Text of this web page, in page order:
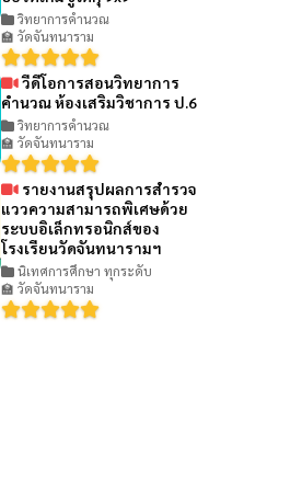
วิทยาการคำนวณ
🏫 วัดจันทนาราม
วีดีโอการสอนวิทยาการ
คำนวณ ห้องเสริมวิชาการ ป.6
วิทยาการคำนวณ
🏫 วัดจันทนาราม
รายงานสรุปผลการสำรวจ
แววความสามารถพิเศษด้วย
ระบบอิเล็กทรอนิกส์ของ
โรงเรียนวัดจันทนารามฯ
นิเทศการศึกษา ทุกระดับ
🏫 วัดจันทนาราม